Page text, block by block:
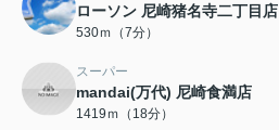
ローソン 尼崎猪名寺二丁目店
530ｍ（7分）
スーパー
mandai(万代) 尼崎食満店
1419ｍ（18分）